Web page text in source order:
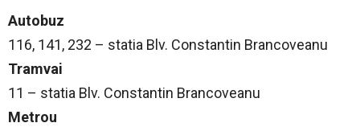
Autobuz
116, 141, 232 – statia Blv. Constantin Brancoveanu
Tramvai
11 – statia Blv. Constantin Brancoveanu
Metrou